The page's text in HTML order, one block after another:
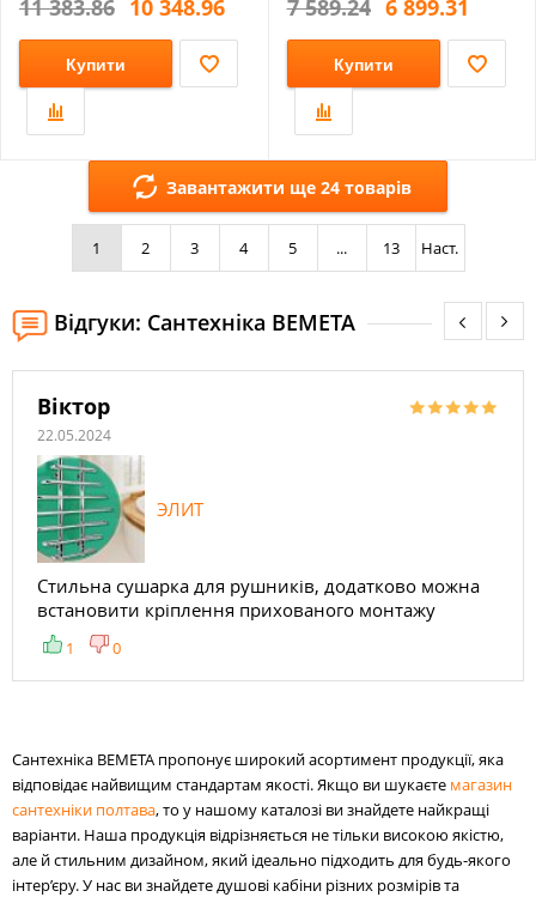
11 383.86 10 348.96
Купити
7 589.24 6 899.31
Купити
Завантажити ще 24 товарів
1 2 3 4 5 ... 13 Наст.
Відгуки: Сантехніка BEMETA
Віктор
22.05.2024
ЭЛИТ
Стильна сушарка для рушників, додатково можна
встановити кріплення прихованого монтажу
1 0
Сантехніка BEMETA пропонує широкий асортимент продукції, яка
відповідає найвищим стандартам якості. Якщо ви шукаєте магазин
сантехніки полтава, то у нашому каталозі ви знайдете найкращі
варіанти. Наша продукція відрізняється не тільки високою якістю,
але й стильним дизайном, який ідеально підходить для будь-якого
інтер’єру. У нас ви знайдете душові кабіни різних розмірів та